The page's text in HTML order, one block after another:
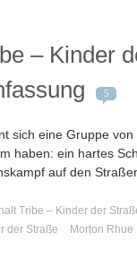
– Kinder
5
sich eine Gruppe
haben: ein hartes
auf den
Tribe – Kinder der
der Straße Morton Rhue